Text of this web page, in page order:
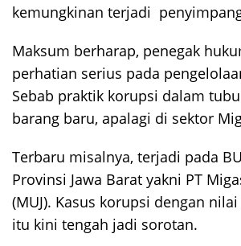
kemungkinan terjadi
Maksum berharap, penegak
perhatian serius pada
Sebab praktik korupsi dalam
barang baru, apalagi di sektor
Terbaru misalnya, terjadi pada
Provinsi Jawa Barat yakni PT
(MUJ). Kasus korupsi dengan
itu kini tengah jadi sorotan.